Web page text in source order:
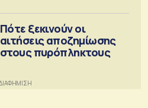
Πότε ξεκινούν οι
αιτήσεις αποζημίωσης
στους πυρόπληκτους